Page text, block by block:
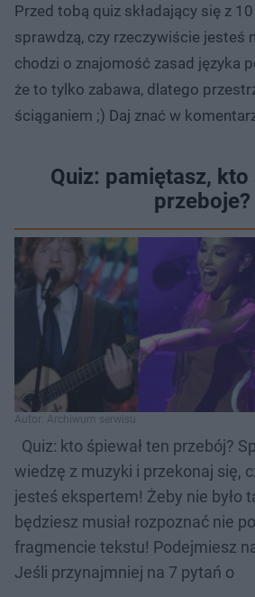
Przed tobą quiz składający się z
sprawdzą, czy rzeczywiście jesteś
chodzi o znajomość zasad języka
że to tylko zabawa, dlatego
ściąganiem ;) Daj znać w
Quiz: pamiętasz, kto
przeboje?
Autor: Archiwum serwisu
Quiz: kto śpiewał ten przebój?
wiedzę z muzyki i przekonaj się,
jesteś ekspertem! Żeby nie było
będziesz musiał rozpoznać nie
fragmencie tekstu! Podejmiesz
Jeśli przynajmniej na 7 pytań o